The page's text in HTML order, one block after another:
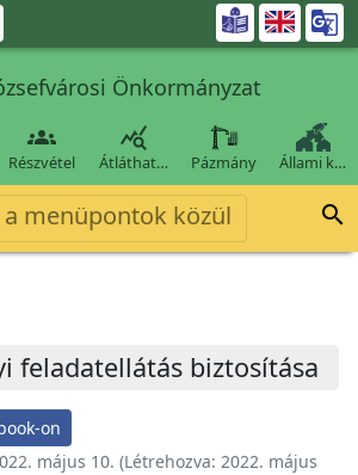

Önkormányzat

Részvétel

Átláthat… Pázmány Állami k…
a menüpontok közül 
feladatellátás biztosítása
on
május 10. (Létrehozva: 2022. május